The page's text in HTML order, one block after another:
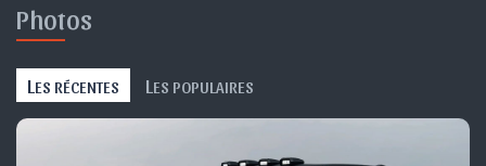
Photos
L ES RÉCENTES L ES POPULAIRES